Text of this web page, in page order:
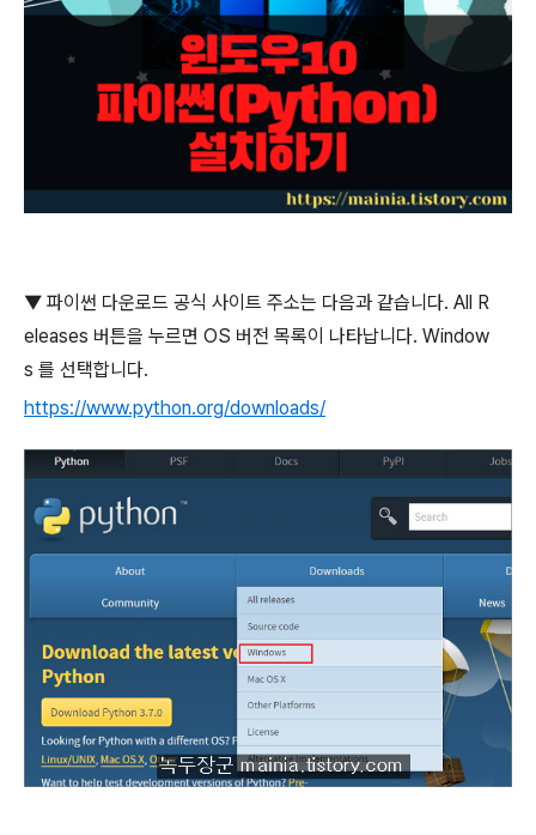
▼ 파이썬 다운로드 공식 사이트 주소는 다음과 같습니다. All R
eleases 버튼을 누르면 OS 버전 목록이 나타납니다. Window
s 를 선택합니다.
https://www.python.org/downloads/